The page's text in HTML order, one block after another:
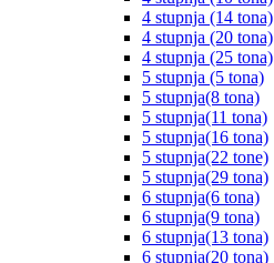
4 stupnja (14 tona)
4 stupnja (20 tona)
4 stupnja (25 tona)
5 stupnja (5 tona)
5 stupnja(8 tona)
5 stupnja(11 tona)
5 stupnja(16 tona)
5 stupnja(22 tone)
5 stupnja(29 tona)
6 stupnja(6 tona)
6 stupnja(9 tona)
6 stupnja(13 tona)
6 stupnja(20 tona)